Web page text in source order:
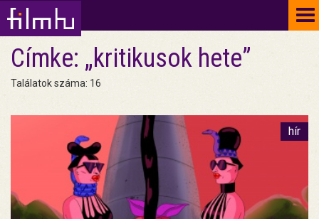
Címke: „kritikusok hete”
Találatok száma: 16
hír